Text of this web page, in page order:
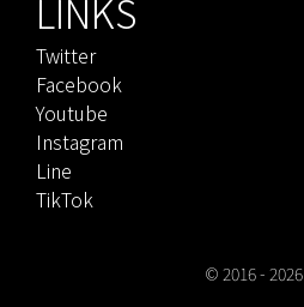
LINKS
Twitter
Facebook
Youtube
Instagram
Line
TikTok
© 2016 - 2026